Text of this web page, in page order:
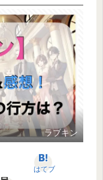
ラブキン
はてブ